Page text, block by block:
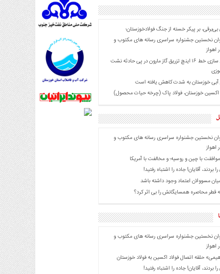
بر پیکر خسته‌ از جنگ فولادخوزستان؛
نخستین جشنواره سراسری رسانه های مکتوب و
اهواز
ایمن سازی خط ۱۶ اینچ تزریق گاز مارون در پی حادثه نشت
آبی خوزستان به شدت کاهش یافته است
اکسین خوزستان، فولاد پاک (چرخه حیات محصول)
نخستین جشنواره سراسری رسانه های مکتوب و
اهواز
با چین و روسیه؛ و مخالفت با آمریکا
را بردند، آقایان! جاده را اشتباه رفتید!
مسوولان اعتماد وجود داشته باشد
قطر محاصره همسایگانش را بی اثر کرد؟
نخستین جشنواره سراسری رسانه های مکتوب و
اهواز
حلقه اتصال فولاد اکسین به فولاد خوزستان
را بردند، آقایان! جاده را اشتباه رفتید!